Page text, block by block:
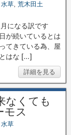
水草, 荒木田土
になる訳です
が続いているとは
てきている為、屋
はな […]
詳細を見る
なくても
モス
水草